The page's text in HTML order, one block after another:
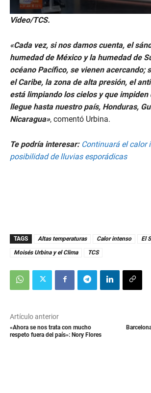
0
s
o
n
s
o
f
9
m
i
n
e
,
Video/TCS.
«Cada vez, si nos damos cuenta, el
humedad de México y la humedad de
océano Pacífico, se vienen acercando;
el Caribe, la zona de alta presión, el
está limpiando los cielos y que impiden
llegue hasta nuestro país, Honduras,
Nicaragua», comentó Urbina.
Te podría interesar: Continuará el calor
posibilidad de lluvias esporádicas
TAGS Altas temperaturas Calor intenso El
Moisés Urbina y el Clima
TCS
Artículo anterior
«Ahora se nos trata con mucho
respeto fuera del país»: Nory Flores